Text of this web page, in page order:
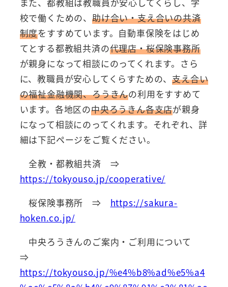
校で働くための、 助け合い・支え合いの共済
制度をすすめています。自動車保険をはじめ
てとする都教組共済の代理店・桜保険事務所
が親身になって相談にのってくれます。さら
に、教職員が安心してくらすための、支え合い
の福祉金融機関、ろうきんの利用をすすめて
います。各地区の中央ろうきん各支店が親身
になって相談にのってくれます。それぞれ、詳
細は下記ページをご覧ください。
全教・都教組共済 ⇒
https://tokyouso.jp/cooperative/
桜保険事務所 ⇒ https://sakura-
hoken.co.jp/
中央ろうきんのご案内・ご利用について
⇒
https://tokyouso.jp/%e4%b8%ad%e5%a4